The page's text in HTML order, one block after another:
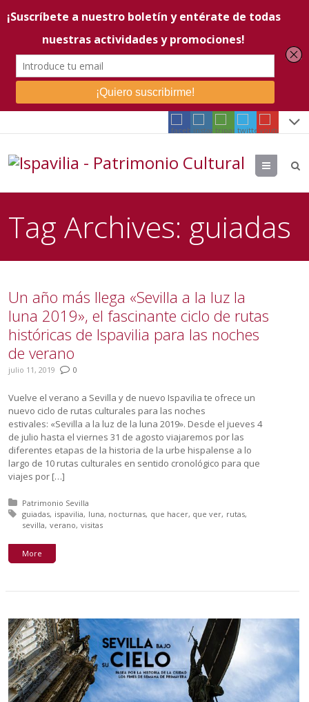
Menu
Tag Archives: guiadas
Un año más llega «Sevilla a la luz la
luna 2019», el fascinante ciclo de rutas
históricas de Ispavilia para las noches
de verano
julio 11, 2019 0
Vuelve el verano a Sevilla y de nuevo Ispavilia te ofrece un
nuevo ciclo de rutas culturales para las noches
estivales: «Sevilla a la luz de la luna 2019». Desde el jueves 4
de julio hasta el viernes 31 de agosto viajaremos por las
diferentes etapas de la historia de la urbe hispalense a lo
largo de 10 rutas culturales en sentido cronológico para que
viajes por […]
Posted in:
Patrimonio Sevilla
Tagged with:
guiadas ispavilia luna nocturnas que hacer que ver rutas
sevilla verano visitas
More